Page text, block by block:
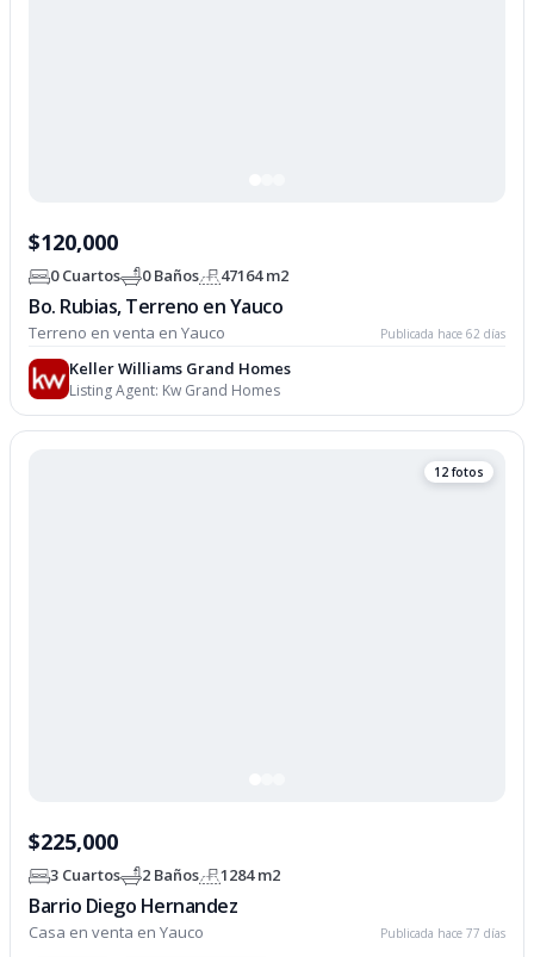
$120,000
0 Cuartos 0 Baños 47164 m2
Bo. Rubias, Terreno en Yauco
Terreno en venta en Yauco Publicada hace 62 días
Keller Williams Grand Homes
Listing Agent: Kw Grand Homes
12 fotos
$225,000
3 Cuartos 2 Baños 1284 m2
Barrio Diego Hernandez
Casa en venta en Yauco Publicada hace 77 días